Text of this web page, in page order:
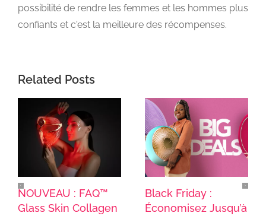
possibilité de rendre les femmes et les hommes plus
confiants et c'est la meilleure des récompenses.
Related Posts
NOUVEAU : FAQ™
Glass Skin Collagen
Black Friday :
Économisez Jusqu’à